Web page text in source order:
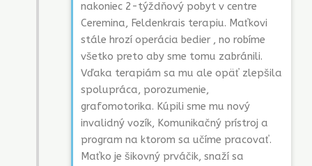
nakoniec 2-týždňový pobyt v centre
Ceremina, Feldenkrais terapiu. Maťkovi
stále hrozí operácia bedier , no robíme
všetko preto aby sme tomu zabránili.
Vďaka terapiám sa mu ale opäť zlepšila
spolupráca, porozumenie,
grafomotorika. Kúpili sme mu nový
invalidný vozík, Komunikačný prístroj a
program na ktorom sa učíme pracovať.
Maťko je šikovný prváčik, snaží sa